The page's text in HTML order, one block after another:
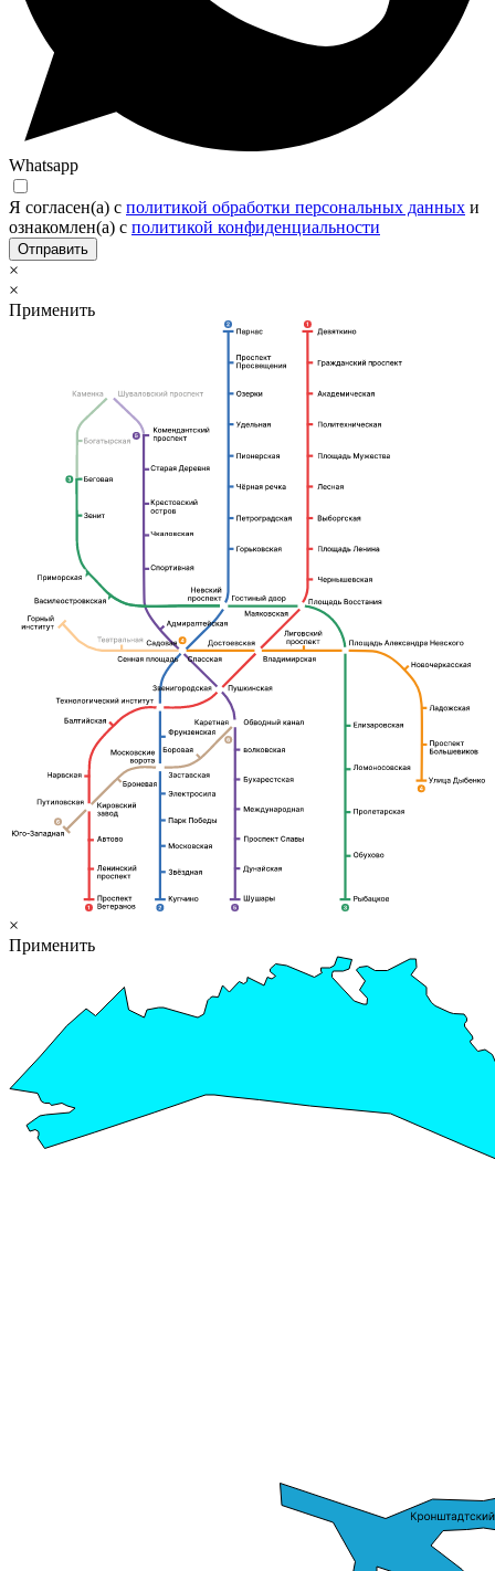
Whatsapp
Я согласен(а) c политикой обработки персональных данных и
ознакомлен(а) с политикой конфиденциальности
Отправить
×
×
Применить
×
Применить